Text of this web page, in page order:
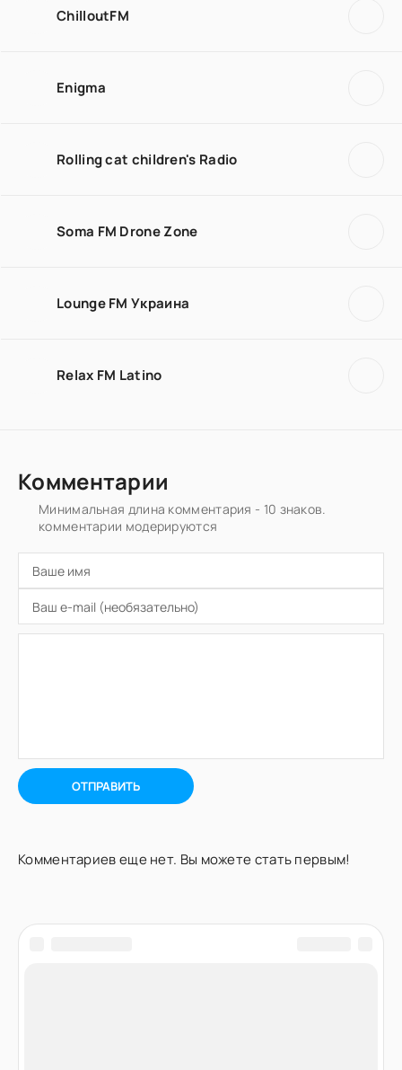
ChilloutFM
Enigma
Rolling cat children's Radio
Soma FM Drone Zone
Lounge FM Украина
Relax FM Latino
Комментарии
Минимальная длина комментария - 10 знаков.
комментарии модерируются
ОТПРАВИТЬ
Комментариев еще нет. Вы можете стать первым!